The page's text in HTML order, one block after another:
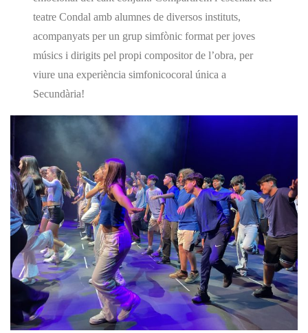
teatre Condal amb alumnes de diversos instituts,
acompanyats per un grup simfònic format per joves
músics i dirigits pel propi compositor de l’obra, per
viure una experiència simfonicocoral única a
Secundària!